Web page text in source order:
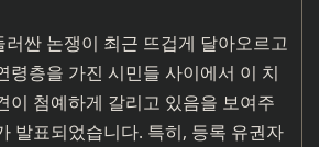
싼 논쟁이 최근 뜨겁게 달아오르고
령층을 가진 시민들 사이에서 이 치
이 첨예하게 갈리고 있음을 보여주
발표되었습니다. 특히, 등록 유권자